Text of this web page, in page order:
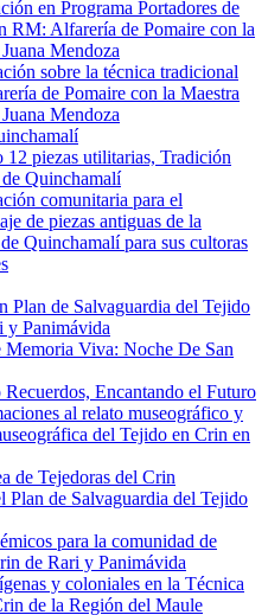
en Programa Portadores de
RM: Alfarería de Pomaire con la
Mendoza
sobre la técnica tradicional
de Pomaire con la Maestra
Mendoza
12 piezas utilitarias, Tradición
Quinchamalí
comunitaria para el
de piezas antiguas de la
Quinchamalí para sus cultoras
Plan de Salvaguardia del Tejido
y Panimávida
Memoria Viva: Noche De San
Recuerdos, Encantando el Futuro
al relato museográfico y
del Tejido en Crin en
de Tejedoras del Crin
Plan de Salvaguardia del Tejido
para la comunidad de
de Rari y Panimávida
y coloniales en la Técnica
de la Región del Maule